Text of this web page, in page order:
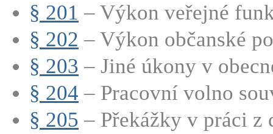
§ 201 – Výkon veřejné
§ 202 – Výkon občanské
§ 203 – Jiné úkony v
§ 204 – Pracovní volno
§ 205 – Překážky v práci z